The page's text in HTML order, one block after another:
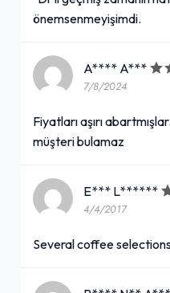
önemsenmeyişimdi.
A**** A***
7/8/2024
Fiyatları aşırı
müşteri bulamaz
E*** L******
4/4/2017
Several coffee